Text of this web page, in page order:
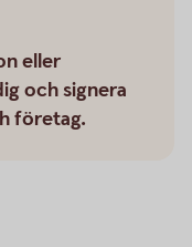
eller
och signera
företag.